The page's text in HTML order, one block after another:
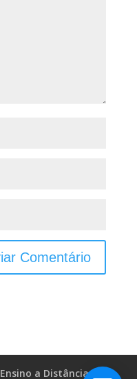
Ensino a Distância